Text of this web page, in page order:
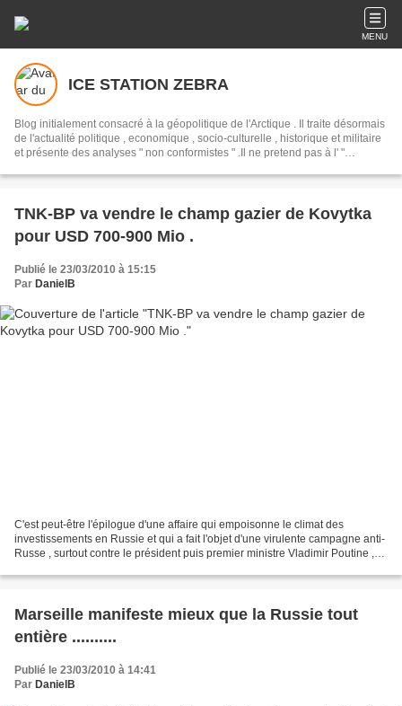
MENU
ICE STATION ZEBRA
Blog initialement consacré à la géopolitique de l'Arctique . Il traite désormais
de l'actualité politique , economique , socio-culturelle , historique et militaire
et présente des analyses " non conformistes " .Il ne pretend pas à l' "
pretendues " analyses " syndiquées des " mediats libres " des "
TNK-BP va vendre le champ gazier de Kovytka
pour USD 700-900 Mio .
Publié le 23/03/2010 à 15:15
Par DanielB
C'est peut-être l'épilogue d'une affaire qui empoisonne le climat des
investissements en Russie et qui a fait l'objet d'une virulente campagne anti-
Russe , surtout contre le président puis premier ministre Vladimir Poutine ,
Marseille manifeste mieux que la Russie tout
entière ..........
Publié le 23/03/2010 à 14:41
Par DanielB